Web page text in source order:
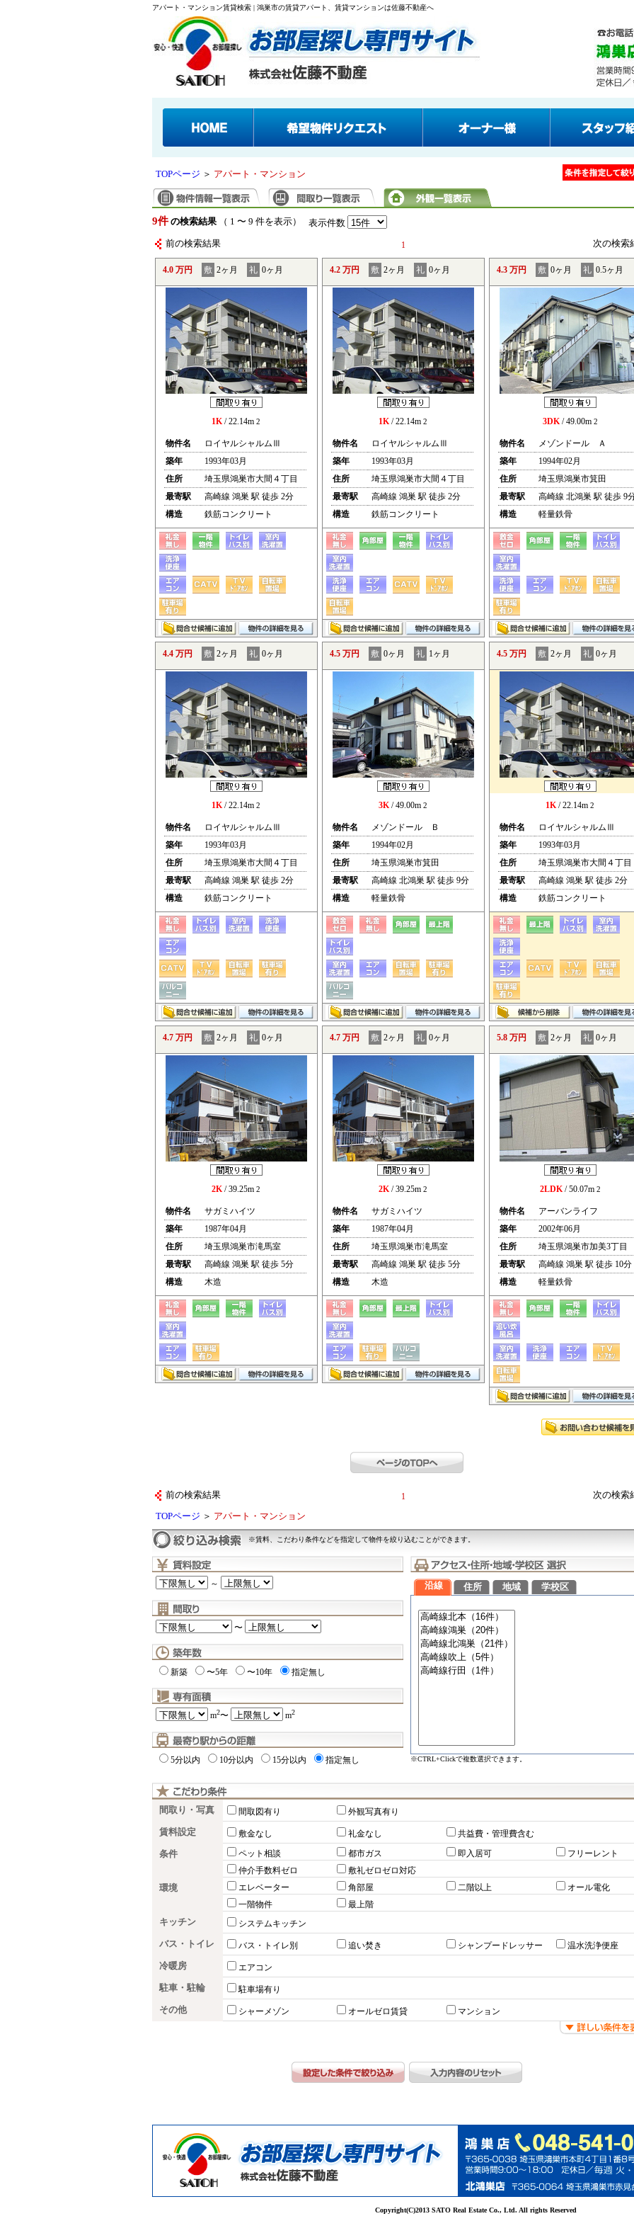
アパート・マンション賃貸検索 | 鴻巣市の賃貸アパート、賃貸マンションは佐藤不動産へ
TOPページ ＞ アパート・マンション
9件 の検索結果（ 1 〜 9 件を表示） 表示件数
前の検索結果 1 次の検
4.0 万円 敷 2ヶ月 礼 0ヶ月
1K/ 22.14m 2
物件名
ロイヤルシャルムⅢ
築年
1993年03月
住所
埼玉県鴻巣市大間４丁目
最寄駅
高崎線 鴻巣 駅 徒歩 2分
構造
鉄筋コンクリート
4.2 万円 敷 2ヶ月 礼 0ヶ月
1K/ 22.14m 2
物件名
ロイヤルシャルムⅢ
築年
1993年03月
住所
埼玉県鴻巣市大間４丁目
最寄駅
高崎線 鴻巣 駅 徒歩 2分
構造
鉄筋コンクリート
4.3 万円 敷 0ヶ月 礼 0.5ヶ月
3DK/ 49.00m 2
物件名
メゾンドール Ａ
築年
1994年02月
住所
埼玉県鴻巣市箕田
最寄駅
高崎線 北鴻巣 駅 徒歩 9
構造
軽量鉄骨
4.4 万円 敷 2ヶ月 礼 0ヶ月
1K/ 22.14m 2
物件名
ロイヤルシャルムⅢ
築年
1993年03月
住所
埼玉県鴻巣市大間４丁目
最寄駅
高崎線 鴻巣 駅 徒歩 2分
構造
鉄筋コンクリート
4.5 万円 敷 0ヶ月 礼 1ヶ月
3K/ 49.00m 2
物件名
メゾンドール Ｂ
築年
1994年02月
住所
埼玉県鴻巣市箕田
最寄駅
高崎線 北鴻巣 駅 徒歩 9分
構造
軽量鉄骨
4.5 万円 敷 2ヶ月 礼 0ヶ月
1K/ 22.14m 2
物件名
ロイヤルシャルムⅢ
築年
1993年03月
住所
埼玉県鴻巣市大間４丁目
最寄駅
高崎線 鴻巣 駅 徒歩 2分
構造
鉄筋コンクリート
4.7 万円 敷 2ヶ月 礼 0ヶ月
2K/ 39.25m 2
物件名
サガミハイツ
築年
1987年04月
住所
埼玉県鴻巣市滝馬室
最寄駅
高崎線 鴻巣 駅 徒歩 5分
構造
木造
4.7 万円 敷 2ヶ月 礼 0ヶ月
2K/ 39.25m 2
物件名
サガミハイツ
築年
1987年04月
住所
埼玉県鴻巣市滝馬室
最寄駅
高崎線 鴻巣 駅 徒歩 5分
構造
木造
5.8 万円 敷 2ヶ月 礼 0ヶ月
2LDK/ 50.07m 2
物件名
アーバンライフ
築年
2002年06月
住所
埼玉県鴻巣市加美3丁目
最寄駅
高崎線 鴻巣 駅 徒歩 10分
構造
軽量鉄骨
前の検索結果 1 次の検
TOPページ ＞ アパート・マンション
※賃料、こだわり条件などを指定して物件を絞り込むことができます。
～
〜
新築 〜5年 〜10年 指定無し
m2〜 m2
5分以内 10分以内 15分以内 指定無し
沿線 住所 地域 学校区
※CTRL+Clickで複数選択できます。
間取り・写真 間取図有り 外観写真有り
賃料設定 敷金なし 礼金なし 共益費・管理費含む
条件 ペット相談 都市ガス 即入居可
フリーレント
仲介手数料ゼロ
敷礼ゼロゼロ対応
環境 エレベーター 角部屋 二階以上
オール電化
一階物件
最上階
キッチン システムキッチン
バス・トイレ バス・トイレ別 追い焚き シャンプードレッサー 温水洗浄便座
冷暖房 エアコン
駐車・駐輪 駐車場有り
その他 シャーメゾン オールゼロ賃貸 マンション
Copyright(C)2013 SATO Real Estate Co., Ltd. All rights Reserved